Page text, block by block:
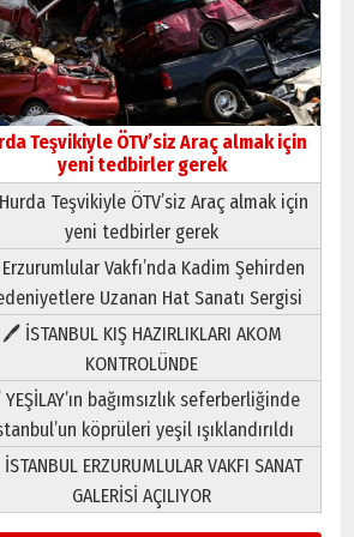
Teşvikiyle ÖTV’siz Araç almak için
yeni tedbirler gerek
Teşvikiyle ÖTV’siz Araç almak için
yeni tedbirler gerek
Vakfı’nda Kadim Şehirden
Uzanan Hat Sanatı Sergisi
🖊 İSTANBUL KIŞ HAZIRLIKLARI AKOM
KONTROLÜNDE
bağımsızlık seferberliğinde
köprüleri yeşil ışıklandırıldı
ERZURUMLULAR VAKFI SANAT
GALERİSİ AÇILIYOR
Neşat YALÇIN
Paranın Aile Kültüründeki Yeri
03 Ağustos 2026 Pazartesi
Yıldırım Gündoğdu
HAVVA’NIN ÜÇ KIZI
09 Temmuz 2026 Perşembe
Yusuf POLAT
Şampiyonluk Sebahattin
Şirin’e yazar